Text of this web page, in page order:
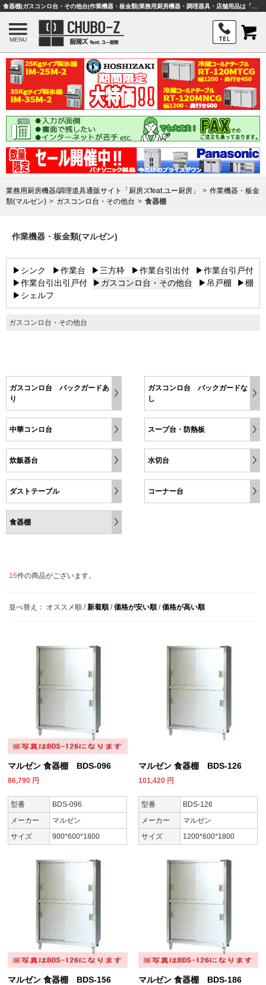
MENU
業務用厨房機器/調理道具通販サイト「厨房ズfeat.ユー厨房」
作業機器・板金
類(マルゼン)
ガスコンロ台・その他台 食器棚
作業機器・板金類(マルゼン)
▶シンク ▶作業台 ▶三方枠 ▶作業台引出付
▶作業台引戸付
▶作業台引出引戸付
▶ガスコンロ台・その他台 ▶吊戸棚
▶棚
▶シェルフ
ガスコンロ台・その他台
ガスコンロ台 バックガードあ
り
ガスコンロ台 バックガードな
し
中華コンロ台 スープ台・防熱板
炊飯器台 水切台
ダストテーブル コーナー台
食器棚
16件の商品がございます。
並べ替え： オススメ順 /新着順 /価格が安い順 /価格が高い順
マルゼン 食器棚 BDS-096
86,790 円
型番
BDS-096
メーカー
マルゼン
サイズ
900*600*1800
マルゼン 食器棚 BDS-126
101,420 円
型番
BDS-126
メーカー
マルゼン
サイズ
1200*600*1800
マルゼン 食器棚 BDS-156 マルゼン 食器棚 BDS-186